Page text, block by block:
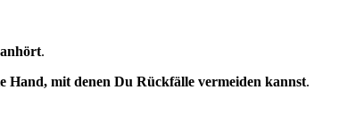
.
Hand, mit denen Du Rückfälle vermeiden kannst.